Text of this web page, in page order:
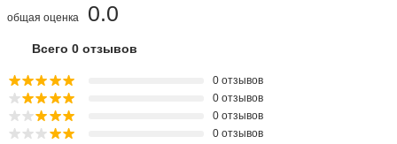
0.0
общая оценка
Всего 0 отзывов
0 отзывов
0 отзывов
0 отзывов
0 отзывов